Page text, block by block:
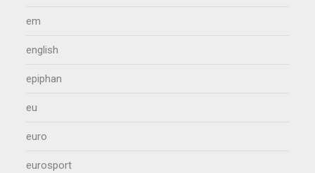
em
english
epiphan
eu
euro
eurosport